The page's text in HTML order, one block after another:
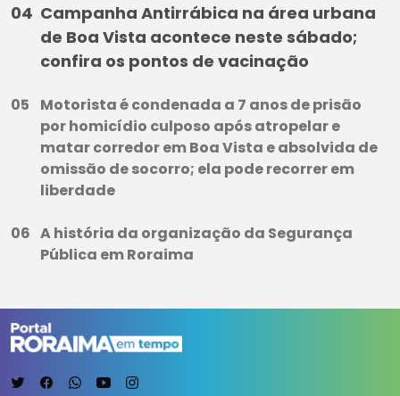
Campanha Antirrábica na área urbana
de Boa Vista acontece neste sábado;
confira os pontos de vacinação
Motorista é condenada a 7 anos de prisão
por homicídio culposo após atropelar e
matar corredor em Boa Vista e absolvida de
omissão de socorro; ela pode recorrer em
liberdade
A história da organização da Segurança
Pública em Roraima